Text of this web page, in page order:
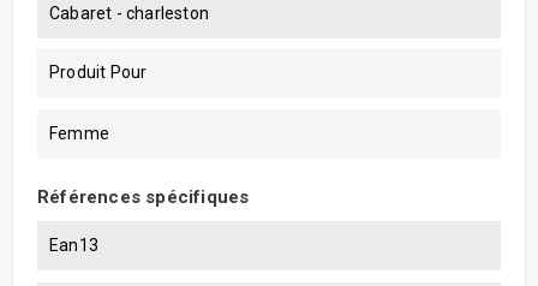
Cabaret - charleston
Produit Pour
Femme
Références spécifiques
Ean13